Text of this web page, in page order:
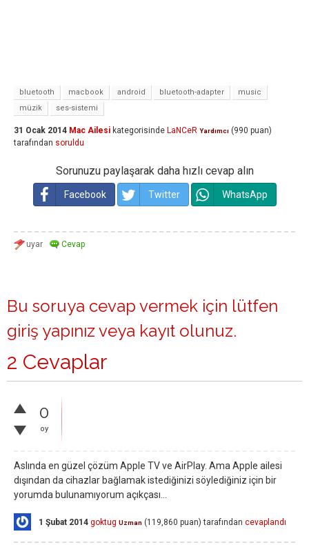
bluetooth macbook android bluetooth-adapter
music
müzik
ses-sistemi
31 Ocak 2014 Mac Ailesi kategorisinde LaNCeR Yardımcı (990 puan)
tarafından soruldu
Sorunuzu paylaşarak daha hızlı cevap alın
Facebook Twitter WhatsApp
Bu soruya cevap vermek için lütfen
giriş yapınız veya kayıt olunuz.
2 Cevaplar
0
oy
Aslında en güzel çözüm Apple TV ve AirPlay. Ama Apple ailesi
dışından da cihazlar bağlamak istediğinizi söylediğiniz için bir
yorumda bulunamıyorum açıkçası...
1 Şubat 2014 goktug Uzman (119,860 puan) tarafından cevaplandı